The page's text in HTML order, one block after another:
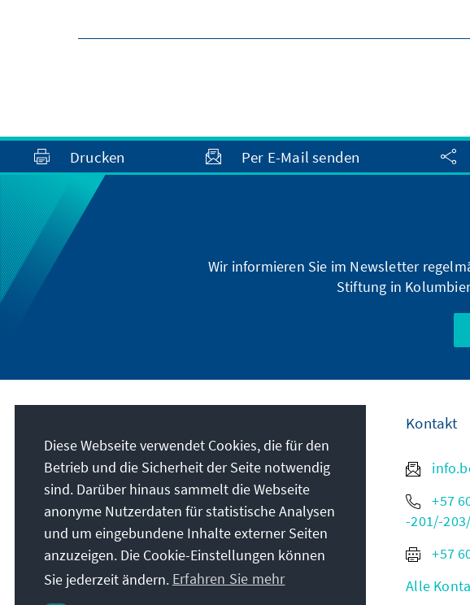
Drucken Per E-Mail senden
Wir informieren Sie im Newsletter
Stiftung in
Konrad-Adenauer-Stiftung e.V.
Auslandsbüro Kolumbien
Calle 93B No. 18-12, 7. Stockwerk
110221Bogotá D.C.
Kolumbien
Kontakt
+57
-201/-
+57
Alle
Diese Webseite verwendet Cookies, die für den
Betrieb und die Sicherheit der Seite notwendig
sind. Darüber hinaus sammelt die Webseite
anonyme Nutzerdaten für statistische Analysen
und um eingebundene Inhalte externer Seiten
anzuzeigen. Die Cookie-Einstellungen können
Sie jederzeit ändern. Erfahren Sie mehr